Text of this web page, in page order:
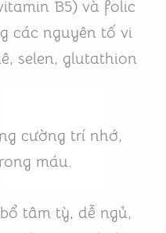
B5) và folic
các nguyên tố vi
selen, glutathion
cường trí nhớ,
máu.
tâm tỳ, dễ ngủ,